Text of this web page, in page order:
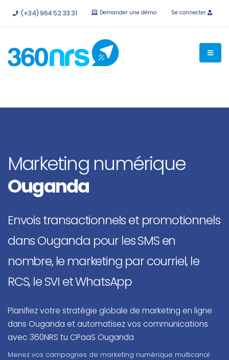
Essayez-le gratuitement sans engagementAPI et
(+34) 964 52 33 31 Demander une démo Se connecter
Marketing numérique
Ouganda
Envois transactionnels et promotionnels
dans Ouganda pour les SMS en
nombre, le marketing par courriel, le
RCS, le SVI et WhatsApp
Planifiez votre stratégie globale de marketing en ligne
dans Ouganda et automatisez vos communications
avec 360NRS tu CPaaS Ouganda
Menez vos campagnes de marketing numérique multicanal